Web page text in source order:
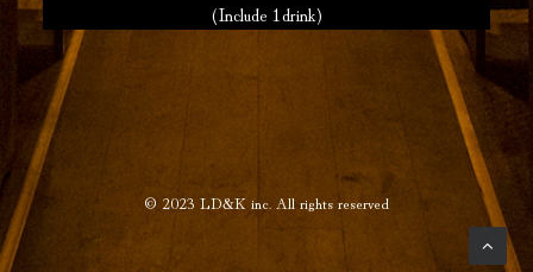
(Include 1drink)
© 2023 LD&K inc. All rights reserved